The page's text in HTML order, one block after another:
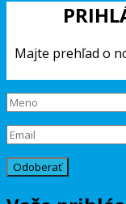
Majte prehľad o
Odoberať